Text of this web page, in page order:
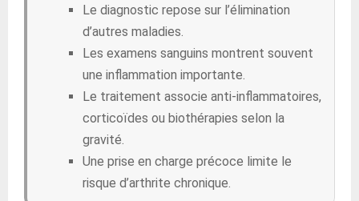
Le diagnostic repose sur l’élimination
d’autres maladies.
Les examens sanguins montrent souvent
une inflammation importante.
Le traitement associe anti-inflammatoires,
corticoïdes ou biothérapies selon la
gravité.
Une prise en charge précoce limite le
risque d’arthrite chronique.